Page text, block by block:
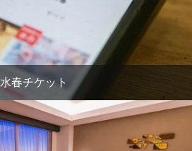
水春チケット